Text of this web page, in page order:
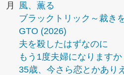
月
風、薫る
ブラックトリック～裁き
GTO (2026)
夫を殺したはずなのに
もう1度夫婦になります
35歳、今さら恋とかあり